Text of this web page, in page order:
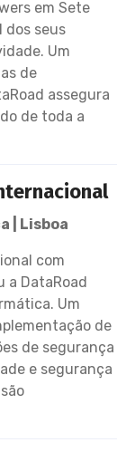
em Sete
dos seus
Um
de
assegura
de toda a
| Lisboa
com
a DataRoad
Um
de
de segurança
e segurança